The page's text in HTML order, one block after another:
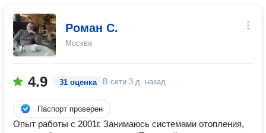
Роман С.
Москва
4.9 31 оценка В сети 3 д. назад
Паспорт проверен
Опыт работы с 2001г. Занимаюсь системами отопления,